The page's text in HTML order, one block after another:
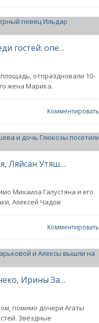
Торт с лепестками роз, виды на Кремль и Ксения Собчак среди гостей: оперный певец Ильдар Абдразаков отметил 10-ю "розовую" годовщину свадьбы с женой
отпраздновали 10-
жена Марика.
Комментировать
Тина Канделаки в мехах, Алексей Чадов с женой, Павел Воля, Ляйсан Утяшева и дочь Глюкозы посетили премьеру фильма в Москве
Михаила Галустяна и его
Алексей Чадов
Комментировать
Внучка Светланы и Фёдора Бондарчук, дети Виктории Дайнеко, Ирины Зарьковой и Алексы вышли на подиум на Неделе моды в Москве
помимо дочери Агаты
Звёздные